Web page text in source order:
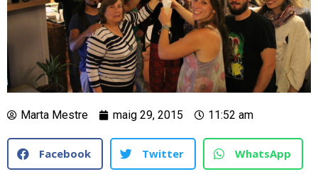
Marta Mestre maig 29, 2015 11:52 am
Facebook Twitter WhatsApp